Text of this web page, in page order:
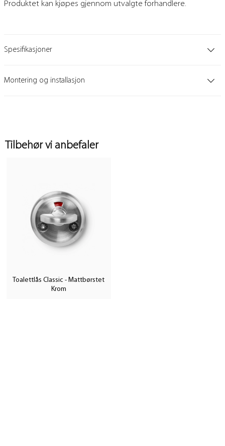
Produktet kan kjøpes gjennom utvalgte forhandlere.
Spesifikasjoner
Montering og installasjon
Tilbehør vi anbefaler
Toalettlås Classic - Mattbørstet
Krom